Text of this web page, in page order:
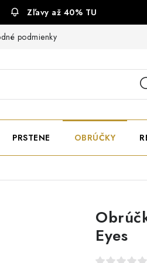
Zľavy až 40% TU
podmienky
PRSTENE OBRÚČKY
Eyes